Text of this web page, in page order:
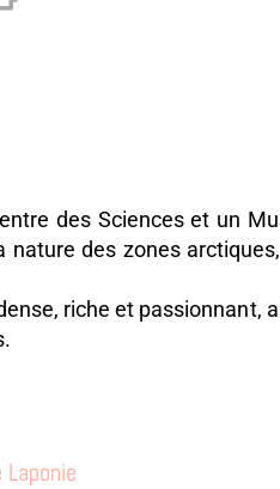
des Sciences et un
des zones
riche et